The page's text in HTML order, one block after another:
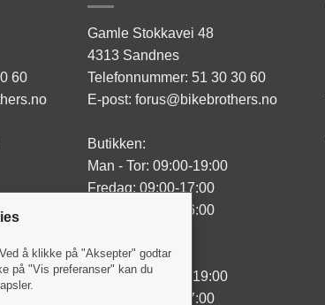
å klikke på "Aksepter" godtar
på "Vis preferanser" kan du
60
Gamle Stokkavei 48
4313 Sandnes
Telefonnummer: 51 30 30 60
E-post: forus@bikebrothers.no
Butikken:
Man - Tor: 09:00-19:00
Fredag: 09:00-17:00
Lørdag: 10:00-16:00
Verksted:
Man - Tor: 09:00-19:00
Fredag: 09:00-17:00